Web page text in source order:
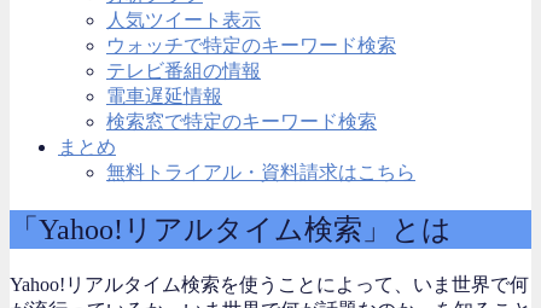
人気ツイート表示
ウォッチで特定のキーワード検索
テレビ番組の情報
電車遅延情報
検索窓で特定のキーワード検索
まとめ
無料トライアル・資料請求はこちら
「Yahoo!リアルタイム検索」とは
Yahoo!リアルタイム検索を使うことによって、いま世界で何